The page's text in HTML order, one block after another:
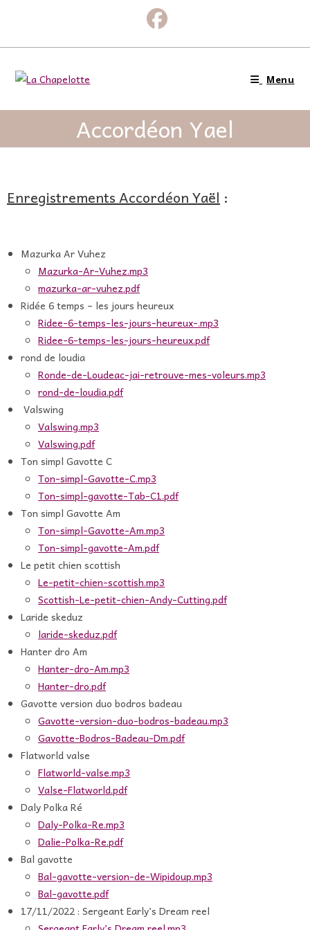
Menu
Accordéon Yael
Enregistrements Accordéon Yaël :
Mazurka Ar Vuhez
Mazurka-Ar-Vuhez.mp3
mazurka-ar-vuhez.pdf
Ridée 6 temps – les jours heureux
Ridee-6-temps-les-jours-heureux-.mp3
Ridee-6-temps-les-jours-heureux.pdf
rond de loudia
Ronde-de-Loudeac-jai-retrouve-mes-voleurs.mp3
rond-de-loudia.pdf
Valswing
Valswing.mp3
Valswing.pdf
Ton simpl Gavotte C
Ton-simpl-Gavotte-C.mp3
Ton-simpl-gavotte-Tab-C1.pdf
Ton simpl Gavotte Am
Ton-simpl-Gavotte-Am.mp3
Ton-simpl-gavotte-Am.pdf
Le petit chien scottish
Le-petit-chien-scottish.mp3
Scottish-Le-petit-chien-Andy-Cutting.pdf
Laride skeduz
laride-skeduz.pdf
Hanter dro Am
Hanter-dro-Am.mp3
Hanter-dro.pdf
Gavotte version duo bodros badeau
Gavotte-version-duo-bodros-badeau.mp3
Gavotte-Bodros-Badeau-Dm.pdf
Flatworld valse
Flatworld-valse.mp3
Valse-Flatworld.pdf
Daly Polka Ré
Daly-Polka-Re.mp3
Dalie-Polka-Re.pdf
Bal gavotte
Bal-gavotte-version-de-Wipidoup.mp3
Bal-gavotte.pdf
17/11/2022 : Sergeant Early’s Dream reel